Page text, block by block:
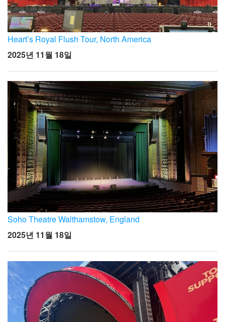
Heart’s Royal Flush Tour, North America
2025년 11월 18일
Soho Theatre Walthamstow, England
2025년 11월 18일